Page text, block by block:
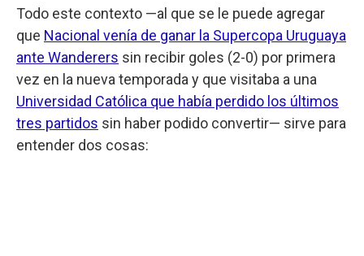
Todo este contexto —al que se le puede agregar
que Nacional venía de ganar la Supercopa Uruguaya
ante Wanderers sin recibir goles (2-0) por primera
vez en la nueva temporada y que visitaba a una
Universidad Católica que había perdido los últimos
tres partidos sin haber podido convertir— sirve para
entender dos cosas: